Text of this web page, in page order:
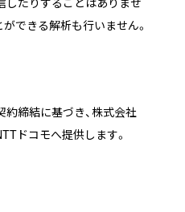
できる解析も行いません。
約締結に基づき、株式会社
ドコモへ提供します。